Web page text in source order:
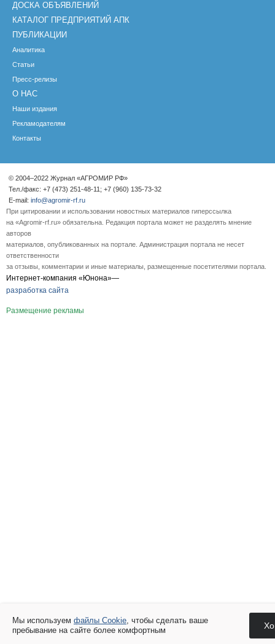
ДОСКА ОБЪЯВЛЕНИЙ
КАТАЛОГ ПРЕДПРИЯТИЙ АПК
ПУБЛИКАЦИИ
Аналитика
Статьи
Пресс-релизы
О НАС
Наши издания
Рекламодателям
Контакты
© 2004–2022 Журнал «АГРОМИР РФ»
Тел./факс: +7 (473) 251-48-11; +7 (960) 135-73-32
E-mail: info@agromir-rf.ru
При цитировании и использовании новостных материалов гиперссылка
на «Agromir-rf.ru» обязательна. Редакция портала может не разделять мнение
авторов
материалов, опубликованных на портале. Администрация портала не несет
ответственности
за отзывы, комментарии и иные материалы, размещенные посетителями портала.
Интернет-компания «Юнона»—
разработка сайта
Размещение рекламы
Мы используем файлы Cookie, чтобы сделать ваше
пребывание на сайте более комфортным